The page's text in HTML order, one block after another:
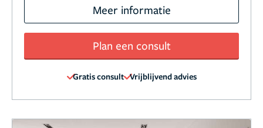
Meer informatie
Plan een consult
Gratis consult Vrijblijvend advies